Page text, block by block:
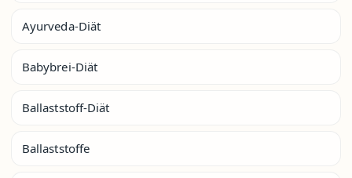
Ayurveda-Diät
Babybrei-Diät
Ballaststoff-Diät
Ballaststoffe